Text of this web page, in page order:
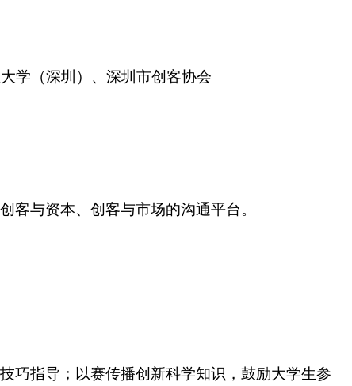
学（深圳）、深圳市创客协会
客与资本、创客与市场的沟通平台。
巧指导；以赛传播创新科学知识，鼓励大学生参